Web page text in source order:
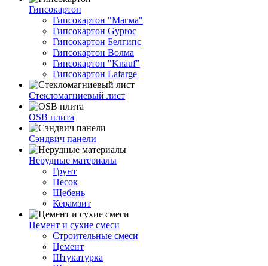
Гипсокартон
Гипсокартон "Магма"
Гипсокартон Gyproc
Гипсокартон Белгипс
Гипсокартон Волма
Гипсокартон "Knauf"
Гипсокартон Lafarge
Стекломагниевый лист
OSB плита
Сэндвич панели
Нерудные материалы
Грунт
Песок
Щебень
Керамзит
Цемент и сухие смеси
Строительные смеси
Цемент
Штукатурка